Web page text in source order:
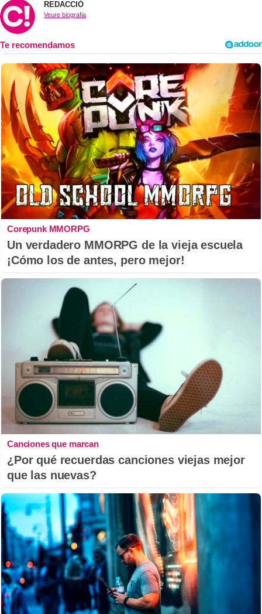
REDACCIÓ
Veure biografia
Corepunk MMORPG
Un verdadero MMORPG de la vieja escuela
¡Cómo los de antes, pero mejor!
Canciones que marcan
¿Por qué recuerdas canciones viejas mejor
que las nuevas?